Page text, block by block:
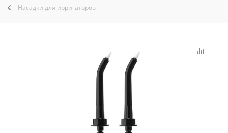
Насадки для ирригаторов